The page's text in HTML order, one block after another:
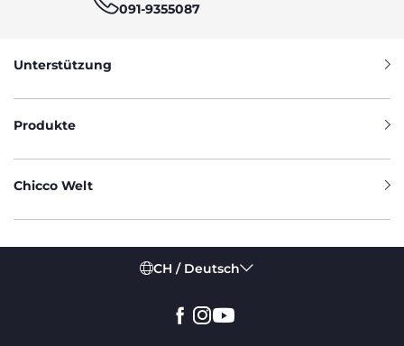
091-9355087
Unterstützung
Produkte
Chicco Welt
CH / Deutsch